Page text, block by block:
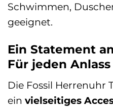
Schwimmen,
geeignet.
Ein Statement
Für jeden Anlass
Die Fossil Herrenuhr
ein vielseitiges